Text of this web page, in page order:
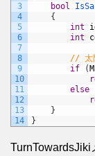
3
4
5
6
7
8
9
10
11
12
13
14
bool
{
int
int
// 太
if
(
else
}
}